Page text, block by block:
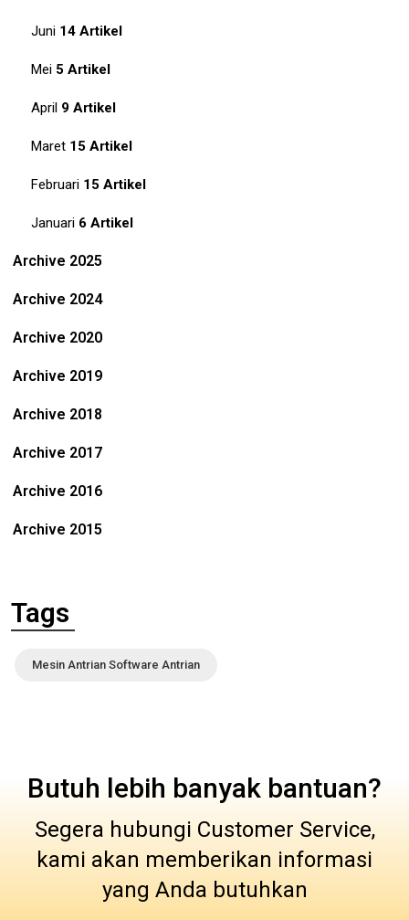
Juni 14 Artikel
Mei 5 Artikel
April 9 Artikel
Maret 15 Artikel
Februari 15 Artikel
Januari 6 Artikel
Archive 2025
Archive 2024
Archive 2020
Archive 2019
Archive 2018
Archive 2017
Archive 2016
Archive 2015
Tags
Mesin Antrian Software Antrian
Butuh lebih banyak bantuan?
Segera hubungi Customer Service,
kami akan memberikan informasi
yang Anda butuhkan